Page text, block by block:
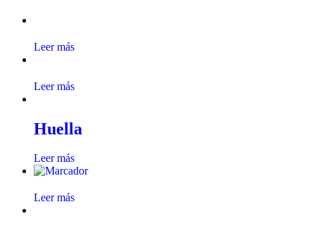
Leer más
Leer más
Huella
Leer más
Leer más